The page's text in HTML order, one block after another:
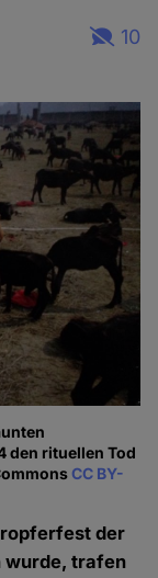
10
den rituellen Tod
CC BY-
der
wurde, trafen